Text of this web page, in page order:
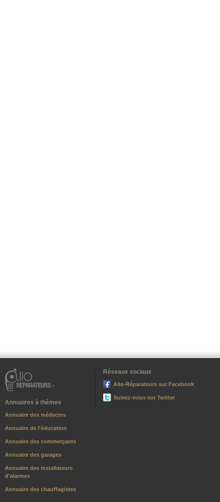
Annuaires à thèmes
Annuaire des médecins
Annuaire de l'éducation
Annuaire des commerçants
Annuaire des garages
Annuaire des installateurs
d'alarmes
Annuaire des chauffagistes
Réseaux sociaux
Allo-Réparateurs sur Facebook
Suivez-nous sur Twitter